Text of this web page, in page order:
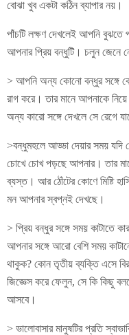
বোঝা খুব একটা কঠিন ব্যাপার নয়।
পাঁচটি লক্ষণ দেখলেই আপনি বুঝতে
আপনার প্রিয় বন্ধুটি। চলুন জেনে
> আপনি অন্য কোনো বন্ধুর সঙ্গে
রাগ করে। তার মানে আপনাকে
অন্য কারো সঙ্গে দেখলে সে রেগে
>বন্ধুমহলে আড্ডা দেয়ার সময় যদি
চোখে চোখ পড়ছে আপনার। তার
ব্যস্ত। আর ঠোঁটের কোণে মিষ্টি
মন আপনার স্বপ্নই দেখছে।
> প্রিয় বন্ধুর সঙ্গে সময় কাটাতে
আপনার সঙ্গে আরো বেশি সময়
থাকুক? কোন তৃতীয় ব্যক্তি এসে
জিজ্ঞেস করে ফেলুন, সে কি কিছু
আসবে।
> ভালোবাসার মানুষটির প্রতি